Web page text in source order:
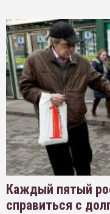
Каждый пятый
справиться с